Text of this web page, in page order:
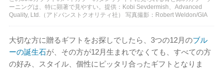
ーニングは、特に顕著で見やすい。提供：Kobi Sevdermish、Advanced
Quality, Ltd.（アドバンストクオリティ社） 写真撮影：Robert Weldon/GIA
大切な方に贈るギフトをお探しでしたら、3つの12月のブル
ーの誕生石が、その方が12月生まれでなくても、すべての方
の好み、スタイル、個性にピッタリ合ったギフトとなりま